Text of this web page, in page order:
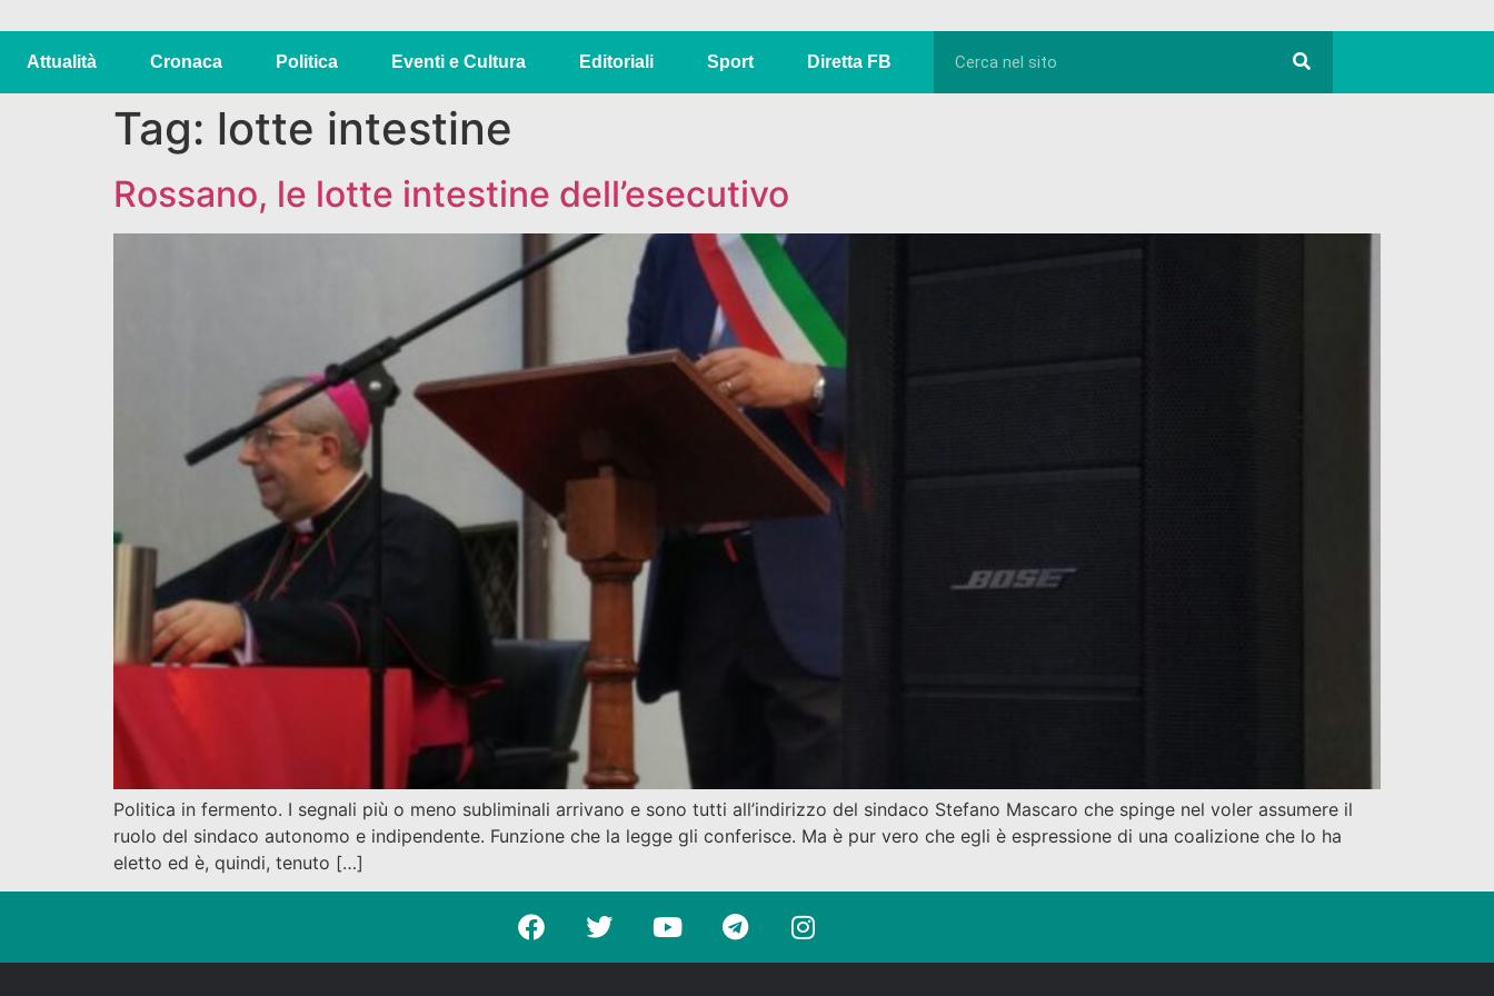
Attualità Cronaca Politica Eventi e Cultura Editoriali Sport Diretta FB
Tag: lotte intestine
Rossano, le lotte intestine dell’esecutivo
Politica in fermento. I segnali più o meno subliminali arrivano e sono tutti all’indirizzo del sindaco Stefano Mascaro che spinge nel voler assumere il
ruolo del sindaco autonomo e indipendente. Funzione che la legge gli conferisce. Ma è pur vero che egli è espressione di una coalizione che lo ha
eletto ed è, quindi, tenuto […]